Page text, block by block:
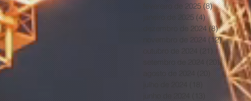
fevereiro de 2025 (8)8 posts
janeiro de 2025 (4)4 posts
dezembro de 2024 (8)8 posts
novembro de 2024 (12)12 posts
(21) 21 posts
(20)20 posts
(20) 20 posts
18 posts
13 posts